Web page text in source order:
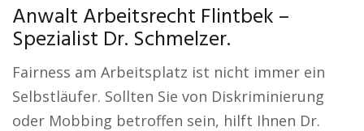
Anwalt Arbeitsrecht Flintbek –
Spezialist Dr. Schmelzer.
Fairness am Arbeitsplatz ist nicht immer ein
Selbstläufer. Sollten Sie von Diskriminierung
oder Mobbing betroffen sein, hilft Ihnen Dr.